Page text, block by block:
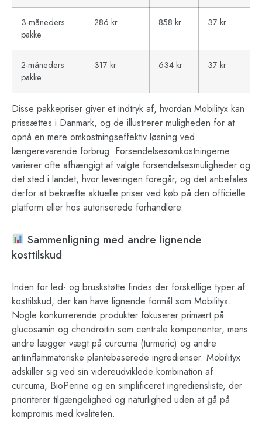
3-måneders
pakke
286 kr 858 kr 37 kr
2-måneders
pakke
317 kr 634 kr 37 kr
Disse pakkepriser giver et indtryk af, hvordan Mobilityx kan
prissættes i Danmark, og de illustrerer muligheden for at
opnå en mere omkostningseffektiv løsning ved
længerevarende forbrug. Forsendelsesomkostningerne
varierer ofte afhængigt af valgte forsendelsesmuligheder og
det sted i landet, hvor leveringen foregår, og det anbefales
derfor at bekræfte aktuelle priser ved køb på den officielle
platform eller hos autoriserede forhandlere.
Sammenligning med andre lignende
kosttilskud
Inden for led- og bruskstøtte findes der forskellige typer af
kosttilskud, der kan have lignende formål som Mobilityx.
Nogle konkurrerende produkter fokuserer primært på
glucosamin og chondroitin som centrale komponenter, mens
andre lægger vægt på curcuma (turmeric) og andre
antiinflammatoriske plantebaserede ingredienser. Mobilityx
adskiller sig ved sin videreudviklede kombination af
curcuma, BioPerine og en simplificeret ingrediensliste, der
prioriterer tilgængelighed og naturlighed uden at gå på
kompromis med kvaliteten.